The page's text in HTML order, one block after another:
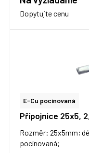
Dopytujte cenu
E-Cu pocínovaná
Přípojnice 25x5,
Rozměr: 25x5mm;
pocínovaná;